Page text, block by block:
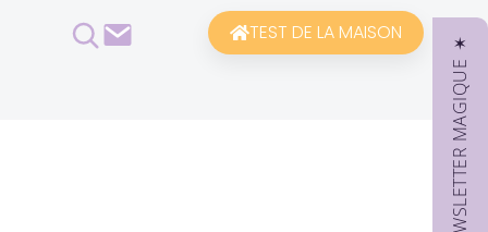
Rechercher
Contact TEST DE LA MAISON ✶ NEWSLETTER MAGIQUE ✶